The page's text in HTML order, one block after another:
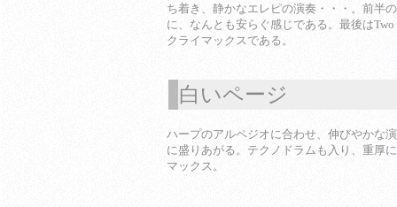
ち着き、静かなエレピの演奏・・・。前半
に、なんとも安らぐ感じである。最後は
クライマックスである。
白いページ
ハープのアルペジオに合わせ、伸びやかな
に盛りあがる。テクノドラムも入り、重厚
マックス。